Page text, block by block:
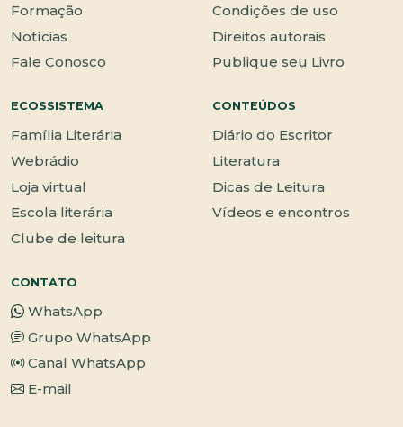
Formação
Notícias
Fale Conosco
Condições de uso
Direitos autorais
Publique seu Livro
ECOSSISTEMA
Família Literária
Webrádio
Loja virtual
Escola literária
Clube de leitura
CONTEÚDOS
Diário do Escritor
Literatura
Dicas de Leitura
Vídeos e encontros
CONTATO
WhatsApp
Grupo WhatsApp
Canal WhatsApp
E-mail